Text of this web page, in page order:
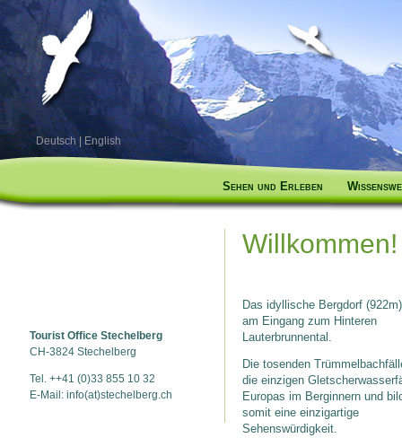
Deutsch |English
Sehen und Erleben
Tourist Office Stechelberg
CH-3824 Stechelberg
Tel. ++41 (0)33 855 10 32
E-Mail: info(at)stechelberg.ch
Willkommen!
Das idyllische Bergdorf
am Eingang zum Hinteren
Lauterbrunnental.
Die tosenden
die einzigen
Europas im Berginnern und
somit eine einzigartige
Sehenswürdigkeit.